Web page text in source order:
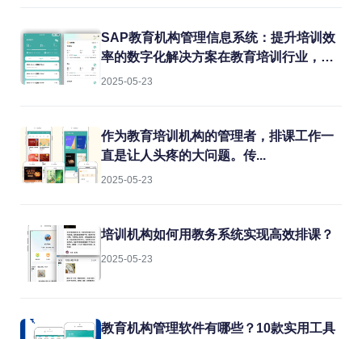
结合实战经验，聊聊如何用专业系统解决
这些难题。
SAP教育机构管理信息系统：提升培训效
率的数字化解决方案在教育培训行业，机
构常常面临课程管理混乱、学员信息分
SAP教育机构管理信息系统正是为解决这
些问题而生的专业工具。
2025-05-23
作为教育培训机构的管理者，排课工作一
直是让人头疼的大问题。传...
2025-05-23
培训机构如何用教务系统实现高效排课？
2025-05-23
教育机构管理软件有哪些？10款实用工具